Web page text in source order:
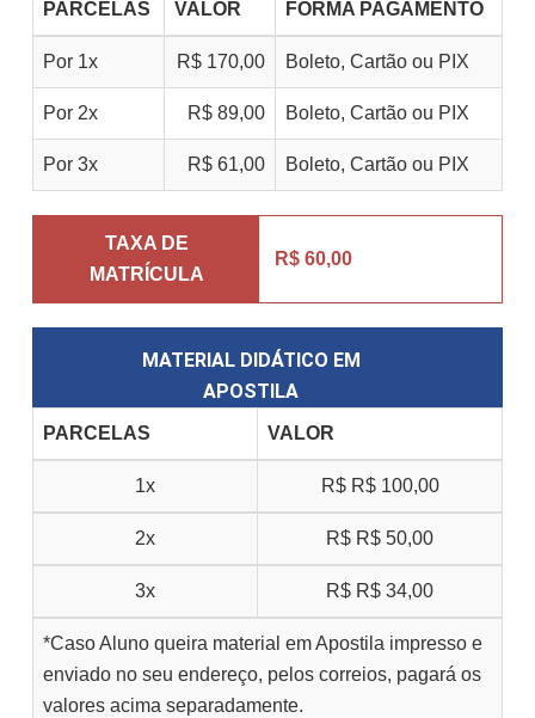
PARCELAS VALOR FORMA PAGAMENTO
Por 1x R$ 170,00 Boleto, Cartão ou PIX
Por 2x R$ 89,00 Boleto, Cartão ou PIX
Por 3x R$ 61,00 Boleto, Cartão ou PIX
TAXA DE
MATRÍCULA
R$ 60,00
MATERIAL DIDÁTICO EM
APOSTILA
PARCELAS VALOR
1x R$ R$ 100,00
2x R$ R$ 50,00
3x R$ R$ 34,00
*Caso Aluno queira material em Apostila impresso e
enviado no seu endereço, pelos correios, pagará os
valores acima separadamente.